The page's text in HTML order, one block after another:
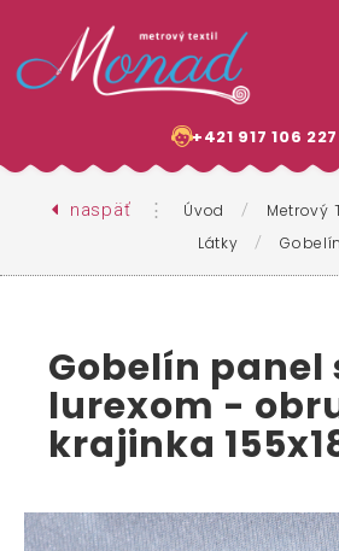
+421 917 106 227
naspäť ⋮ Úvod / Metrový
Látky
/ Gobelín
Gobelín panel
lurexom -
krajinka